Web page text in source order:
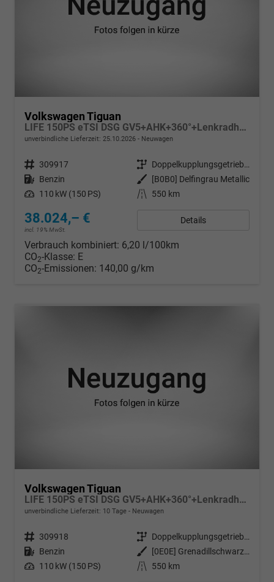
Volkswagen Tiguan
LIFE 150PS eTSI DSG GV5+AHK+360°+Lenkradheiz+IQ.Drive+ACC+App+eHeck+LED
unverbindliche Lieferzeit: 25.10.2026 Neuwagen
Fahrzeugnr. 309917 Getriebe
Doppelkupplungsgetriebe (DSG)
Kraftstoff Benzin Außenfarbe
[B0B0] Delfingrau Metallic
Leistung 110 kW (150 PS) Kilometerstand 550 km
38.024,– €
incl. 19% MwSt.
Details
Verbrauch kombiniert: 6,20 l/100km
CO2-Klasse: E
CO2-Emissionen: 140,00 g/km
Volkswagen Tiguan
LIFE 150PS eTSI DSG GV5+AHK+360°+Lenkradheiz+IQ.Drive+ACC+App+eHeck+LED
unverbindliche Lieferzeit: 10 Tage Neuwagen
Fahrzeugnr. 309918 Getriebe
Doppelkupplungsgetriebe (DSG)
Kraftstoff Benzin Außenfarbe
[0E0E] Grenadillschwarz Metallic
Leistung 110 kW (150 PS) Kilometerstand 550 km